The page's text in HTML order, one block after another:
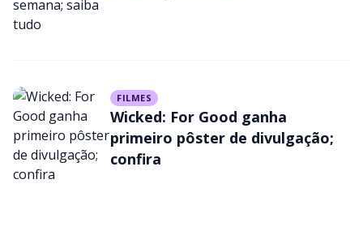
FILMES
Wicked: For Good ganha
primeiro pôster de divulgação;
confira